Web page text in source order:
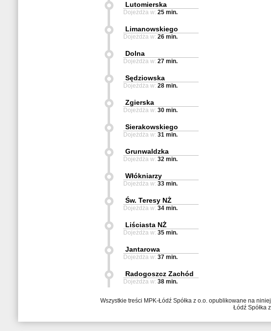
Lutomierska
Dojeżdża w: 25 min.
Limanowskiego
Dojeżdża w: 26 min.
Dolna
Dojeżdża w: 27 min.
Sędziowska
Dojeżdża w: 28 min.
Zgierska
Dojeżdża w: 30 min.
Sierakowskiego
Dojeżdża w: 31 min.
Grunwaldzka
Dojeżdża w: 32 min.
Włókniarzy
Dojeżdża w: 33 min.
Św. Teresy NŻ
Dojeżdża w: 34 min.
Liściasta NŻ
Dojeżdża w: 35 min.
Jantarowa
Dojeżdża w: 37 min.
Radogoszcz Zachód
Dojeżdża w: 38 min.
Wszystkie treści MPK-Łódź Spółka z o.o. opublikowane na
Łódź Spółka